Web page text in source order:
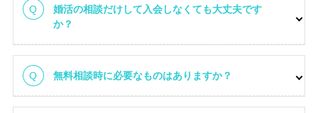
会員情報
婚活の相談だけして入会しなくても大丈夫です
か？
無料相談時に必要なものはありますか？